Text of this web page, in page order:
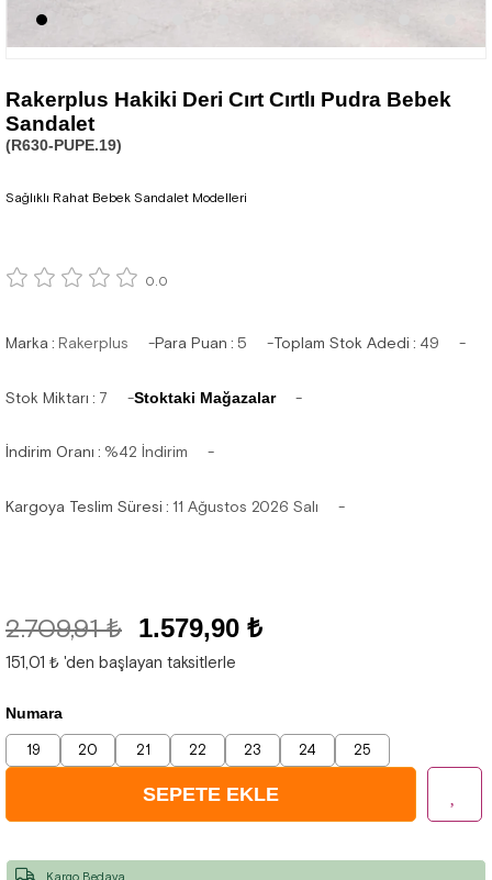
Rakerplus Hakiki Deri Cırt Cırtlı Pudra Bebek
Sandalet
(R630-PUPE.19)
Sağlıklı Rahat Bebek Sandalet Modelleri
0.0
Marka: Rakerplus Para Puan : 5 Toplam Stok Adedi : 49
Stok Miktarı : 7 Stoktaki Mağazalar
İndirim Oranı : %42 İndirim
Kargoya Teslim Süresi : 11 Ağustos 2026 Salı
2.709,91 ₺ 1.579,90 ₺
151,01 ₺ 'den başlayan taksitlerle
Numara
19 20 21 22 23 24 25
Kargo Bedava